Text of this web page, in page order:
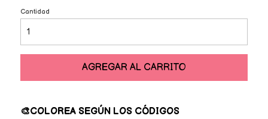
Cantidad
AGREGAR AL CARRITO
🎨COLOREA SEGÚN LOS CÓDIGOS